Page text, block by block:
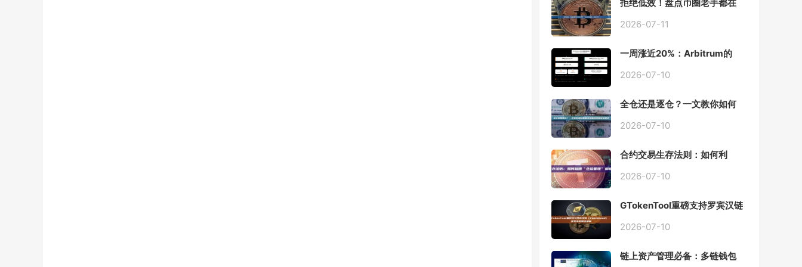
拒绝低效！盘点币圈老手都在
具
2026-07-11
一周涨近20%：Arbitrum的
Chain一夜盘活
2026-07-10
全仓还是逐仓？一文教你如何
2026-07-10
合约交易生存法则：如何利
2026-07-10
GTokenTool重磅支持罗宾汉链
程全解析
2026-07-10
链上资产管理必备：多链钱包